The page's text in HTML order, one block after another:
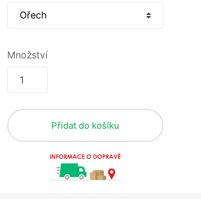
Množství
Přidat do košíku